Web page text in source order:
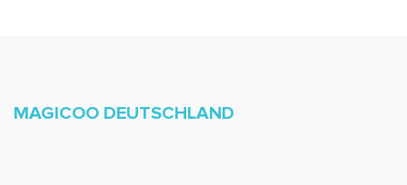
MAGICOO DEUTSCHLAND